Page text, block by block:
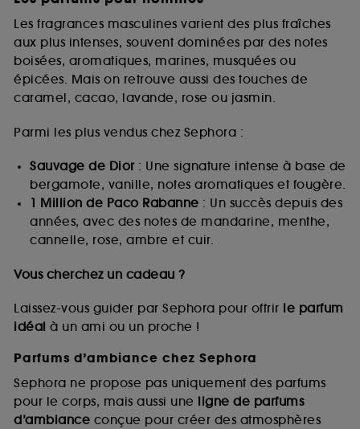
Les fragrances masculines varient des plus fraîches
aux plus intenses, souvent dominées par des notes
boisées, aromatiques, marines, musquées ou
épicées. Mais on retrouve aussi des touches de
caramel, cacao, lavande, rose ou jasmin.
Parmi les plus vendus chez Sephora :
Sauvage de Dior: Une signature intense à base de
bergamote, vanille, notes aromatiques et fougère.
1 Million de Paco Rabanne : Un succès depuis des
années, avec des notes de mandarine, menthe,
cannelle, rose, ambre et cuir.
Vous cherchez un cadeau ?
Laissez-vous guider par Sephora pour offrir le parfum
idéal à un ami ou un proche !
Parfums d’ambiance chez Sephora
Sephora ne propose pas uniquement des parfums
pour le corps, mais aussi une ligne de parfums
d’ambiance conçue pour créer des atmosphères